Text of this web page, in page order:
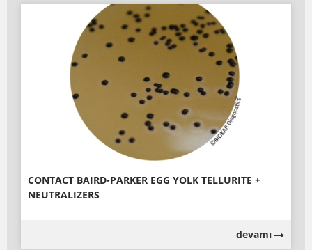
CONTACT BAIRD-PARKER EGG YOLK TELLURITE +
NEUTRALIZERS
devamı